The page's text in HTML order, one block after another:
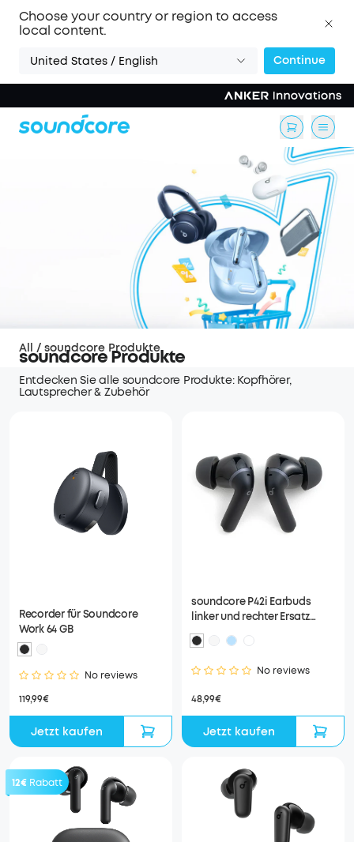
Choose your country or region to access
local content.
United States / English Continue
soundcore Produkte
Entdecken Sie alle soundcore Produkte: Kopfhörer,
Lautsprecher & Zubehör
All / soundcore Produkte
Recorder für Soundcore
Work 64 GB
No reviews
119,99€
Jetzt kaufen
soundcore P42i Earbuds
linker und rechter Ersatz
Earbuds
No reviews
48,99€
Jetzt kaufen
12€ Rabatt